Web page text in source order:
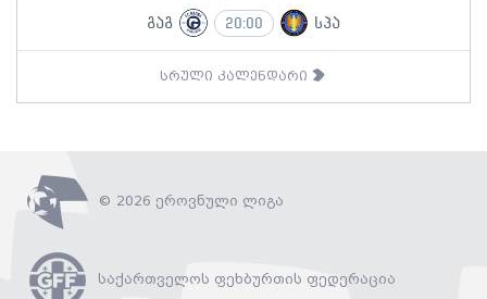
გაგ 20:00 სპა
სრული კალენდარი
© 2026 ეროვნული ლიგა
საქართველოს ფეხბურთის ფედერაცია